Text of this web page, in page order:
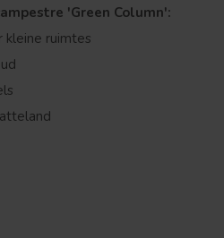
'Green Column':
kleine ruimtes